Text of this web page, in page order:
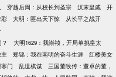
穿越后周：从校长到圣宗 汉末皇戚
开
大明：匪出天下惊
从长平之战开
大明1629：我崇祯，开局单挑皇太
郑锦：我在南明的奋斗生涯
红楼美女
门 乱世棋谋
三国董牧传：董卓的董，